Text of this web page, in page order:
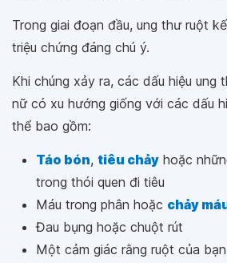
Trong giai đoạn đầu, ung thư ruột
triệu chứng đáng chú ý.
Khi chúng xảy ra, các dấu hiệu ung
nữ có xu hướng giống với các dấu
thể bao gồm:
Táo bón, tiêu chảy hoặc
trong thói quen đi tiêu
Máu trong phân hoặc chảy
Đau bụng hoặc chuột rút
Một cảm giác rằng ruột của